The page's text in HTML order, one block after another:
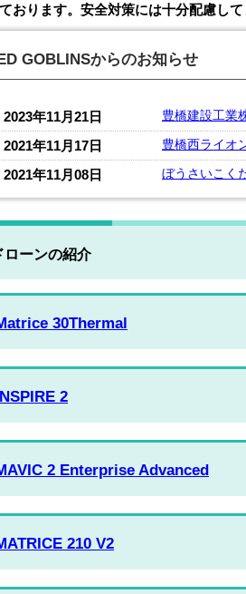
おります。安全対策には十分配慮し
GOBLINSからのお知らせ
2023年11月21日 豊橋建設工業
2021年11月17日 豊橋西ライオ
2021年11月08日 ぼうさいこく
ローンの紹介
30Thermal
2
2 Enterprise Advanced
210 V2